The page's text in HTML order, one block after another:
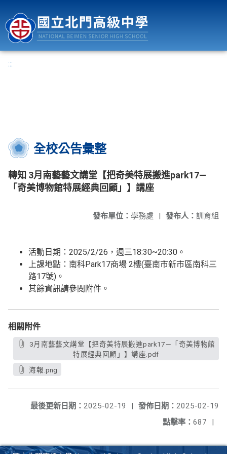
:::
全校公告彙整
轉知 3月南藝藝文講堂【把奇美特展搬進park17—
「奇美博物館特展經典回顧」】講座
發布人： 訓育組
發布單位： 學務處 |
活動日期：2025/2/26，週三18:30~20:30。
上課地點：南科Park17商場 2樓(臺南市新市區南科三
路17號)。
其餘資訊請參閱附件。
相關附件
特展經典回顧」】講座.pdf
海報.png
發佈日期： 2025-02-19
最後更新日期： 2025-02-19
|
點擊率： 687 |